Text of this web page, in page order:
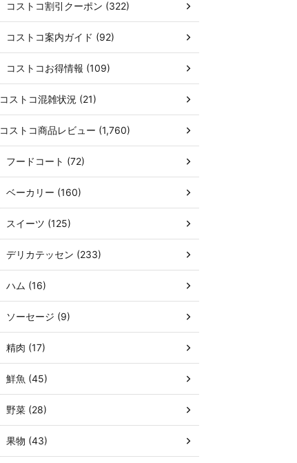
コストコ割引クーポン (322)
コストコ案内ガイド (92)
コストコお得情報 (109)
コストコ混雑状況 (21)
コストコ商品レビュー (1,760)
フードコート (72)
ベーカリー (160)
スイーツ (125)
デリカテッセン (233)
ハム (16)
ソーセージ (9)
精肉 (17)
鮮魚 (45)
野菜 (28)
果物 (43)